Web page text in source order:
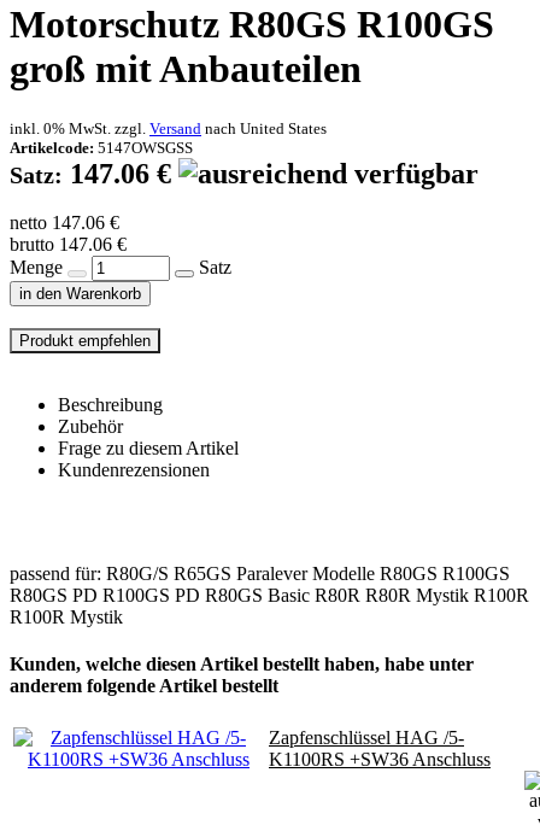
Motorschutz R80GS R100GS
groß mit Anbauteilen
inkl. 0% MwSt. zzgl. Versand nach United States
Artikelcode: 5147OWSGSS
Satz: 147.06 €
netto 147.06 €
brutto 147.06 €
Menge
Satz
in den Warenkorb
Beschreibung
Zubehör
Frage zu diesem Artikel
Kundenrezensionen
passend für: R80G/S R65GS Paralever Modelle R80GS R100GS
R80GS PD R100GS PD R80GS Basic R80R R80R Mystik R100R
R100R Mystik
Kunden, welche diesen Artikel bestellt haben, habe unter
anderem folgende Artikel bestellt
Zapfenschlüssel HAG /5-
K1100RS +SW36 Anschluss